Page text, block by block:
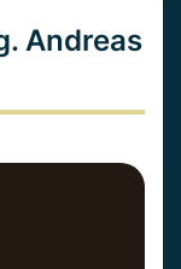
Andreas